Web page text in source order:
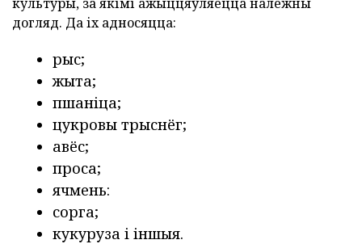
догляд. Да іх адносяцца:
рыс;
жыта;
пшаніца;
цукровы трыснёг;
авёс;
проса;
ячмень:
сорга;
кукуруза і іншыя.